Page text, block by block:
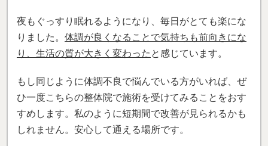
夜もぐっすり眠れるようになり、毎日がとても楽にな
りました。 体調が良くなることで気持ちも前向きにな
り、生活の質が大きく変わった と感じています。
もし同じように体調不良で悩んでいる方がいれば、ぜ
ひ一度こちらの整体院で施術を受けてみることをおす
すめします。私のように短期間で改善が見られるかも
しれません。安心して通える場所です。